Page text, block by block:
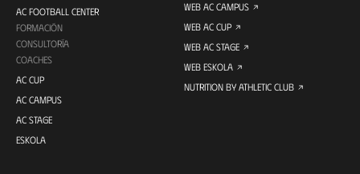
AC FOOTBALL CENTER
FORMACIÓN
CONSULTORÍA
COACHES
AC CUP
AC CAMPUS
AC STAGE
ESKOLA
WEB AC CAMPUS
WEB AC CUP
WEB AC STAGE
WEB ESKOLA
NUTRITION BY ATHLETIC CLUB